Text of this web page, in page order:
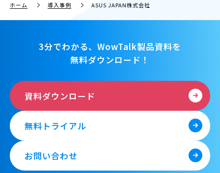
ホーム 導入事例 ASUS JAPAN株式会社
3分でわかる、WowTalk製品資料を
無料ダウンロード！
資料ダウンロード
無料トライアル
お問い合わせ